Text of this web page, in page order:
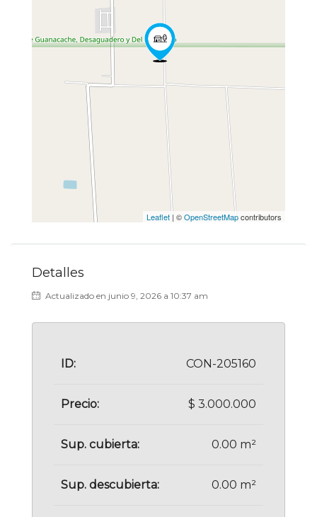
Leaflet | ©OpenStreetMapcontributors
Detalles
Actualizado en junio 9, 2026 a 10:37 am
ID: CON-205160
Precio: $ 3.000.000
Sup. cubierta: 0.00 m²
Sup. descubierta: 0.00 m²